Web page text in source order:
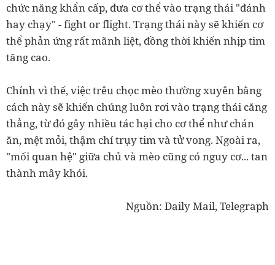
chức năng khẩn cấp, đưa cơ thể vào trạng thái "đánh
hay chạy" - fight or flight. Trạng thái này sẽ khiến cơ
thể phản ứng rất mãnh liệt, đồng thời khiến nhịp tim
tăng cao.
Chính vì thế, việc trêu chọc mèo thường xuyên bằng
cách này sẽ khiến chúng luôn rơi vào trạng thái căng
thẳng, từ đó gây nhiều tác hại cho cơ thể như chán
ăn, mệt mỏi, thậm chí trụy tim và tử vong. Ngoài ra,
"mối quan hệ" giữa chủ và mèo cũng có nguy cơ... tan
thành mây khói.
Nguồn: Daily Mail, Telegraph